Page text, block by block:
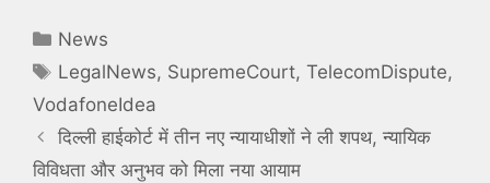
Categories
News
Tags
LegalNews, SupremeCourt,TelecomDispute,
VodafoneIdea
दिल्ली हाईकोर्ट में तीन नए न्यायाधीशों ने ली शपथ, न्यायिक
विविधता और अनुभव को मिला नया आयाम